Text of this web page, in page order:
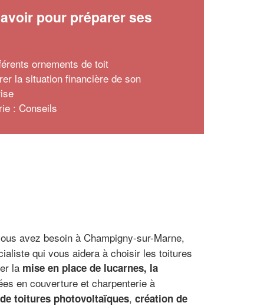
pour préparer ses
ornements de toit
la situation financière de son
: Conseils
avez besoin à Champigny-sur-Marne,
qui vous aidera à choisir les toitures
la mise en place de lucarnes, la
en couverture et charpenterie à
toitures photovoltaïques, création de